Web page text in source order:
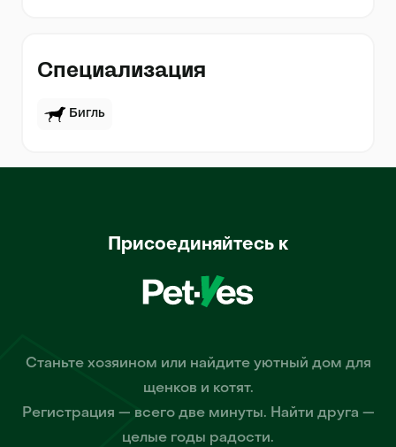
Специализация
Бигль
Присоединяйтесь к
Станьте хозяином или найдите уютный дом для
щенков и котят.
Регистрация — всего две минуты. Найти друга —
целые годы радости.